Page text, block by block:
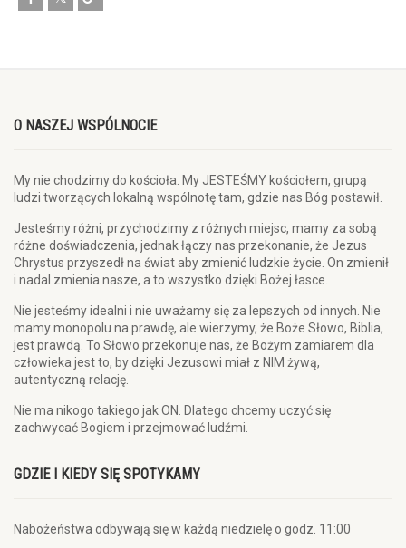
O NASZEJ WSPÓLNOCIE
My nie chodzimy do kościoła. My JESTEŚMY kościołem, grupą
ludzi tworzących lokalną wspólnotę tam, gdzie nas Bóg postawił.
Jesteśmy różni, przychodzimy z różnych miejsc, mamy za sobą
różne doświadczenia, jednak łączy nas przekonanie, że Jezus
Chrystus przyszedł na świat aby zmienić ludzkie życie. On zmienił
i nadal zmienia nasze, a to wszystko dzięki Bożej łasce.
Nie jesteśmy idealni i nie uważamy się za lepszych od innych. Nie
mamy monopolu na prawdę, ale wierzymy, że Boże Słowo, Biblia,
jest prawdą. To Słowo przekonuje nas, że Bożym zamiarem dla
człowieka jest to, by dzięki Jezusowi miał z NIM żywą,
autentyczną relację.
Nie ma nikogo takiego jak ON. Dlatego chcemy uczyć się
zachwycać Bogiem i przejmować ludźmi.
GDZIE I KIEDY SIĘ SPOTYKAMY
Nabożeństwa odbywają się w każdą niedzielę o godz. 11:00